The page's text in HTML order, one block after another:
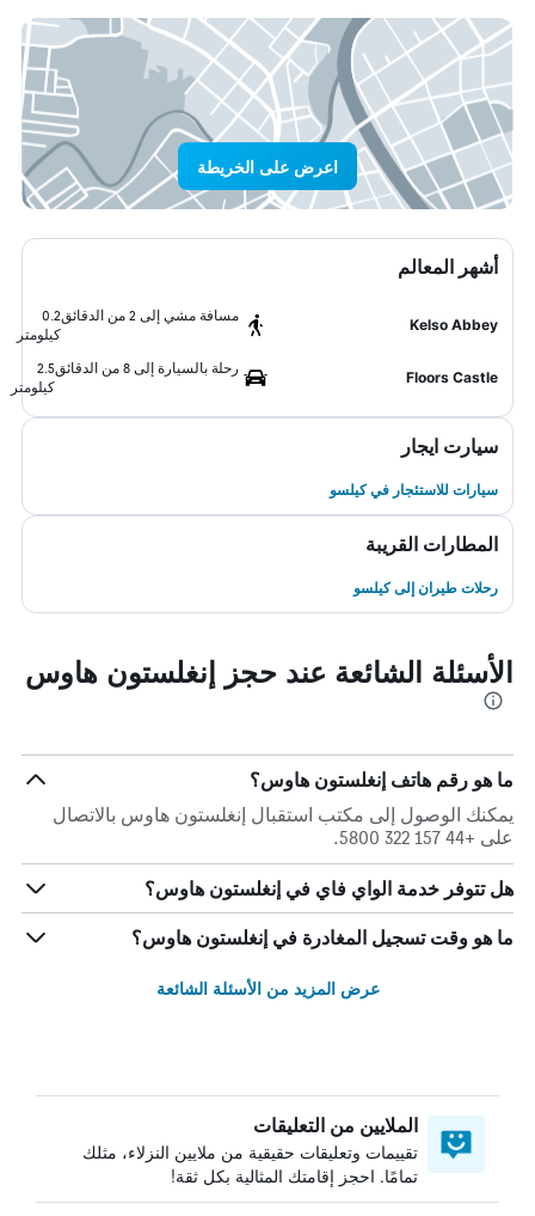
اعرض على الخريطة
أشهر المعالم
Kelso Abbey
مسافة مشي إلى 2 من الدقائق
0.2
كيلومتر
Floors Castle
رحلة بالسيارة إلى 8 من الدقائق
2.5
كيلومتر
سيارت ايجار
سيارات للاستئجار في كيلسو
المطارات القريبة
رحلات طيران إلى كيلسو
الأسئلة الشائعة عند حجز إنغلستون هاوس
ما هو رقم هاتف إنغلستون هاوس؟
يمكنك الوصول إلى مكتب استقبال إنغلستون هاوس بالاتصال
على +44 157 322 5800.
هل تتوفر خدمة الواي فاي في إنغلستون هاوس؟
ما هو وقت تسجيل المغادرة في إنغلستون هاوس؟
عرض المزيد من الأسئلة الشائعة
الملايين من التعليقات
تقييمات وتعليقات حقيقية من ملايين النزلاء، مثلك
تمامًا. احجز إقامتك المثالية بكل ثقة!